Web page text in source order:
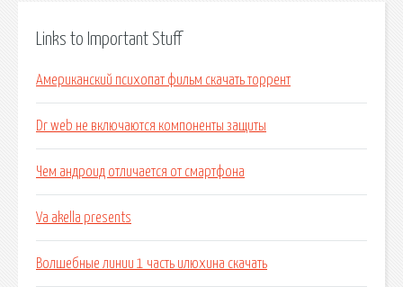
Links to Important Stuff
Американский психопат фильм скачать торрент
Dr web не включаются компоненты защиты
Чем андроид отличается от смартфона
Va akella presents
Волшебные линии 1 часть илюхина скачать